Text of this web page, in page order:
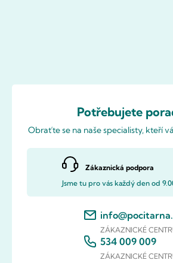
Potřebujete
Obraťte se na naše specialisty, kteří
Zákaznická podpora
Jsme tu pro vás každý den od
ZÁKAZNICKÉ
534 009 009
ZÁKAZNICKÉ